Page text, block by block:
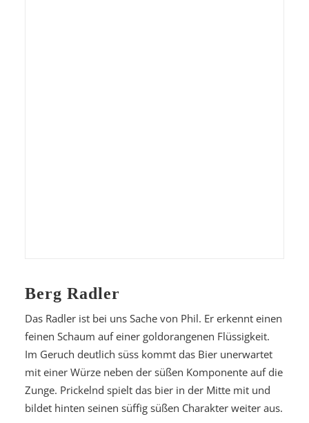
Berg Radler
Das Radler ist bei uns Sache von Phil. Er erkennt einen
feinen Schaum auf einer goldorangenen Flüssigkeit.
Im Geruch deutlich süss kommt das Bier unerwartet
mit einer Würze neben der süßen Komponente auf die
Zunge. Prickelnd spielt das bier in der Mitte mit und
bildet hinten seinen süffig süßen Charakter weiter aus.